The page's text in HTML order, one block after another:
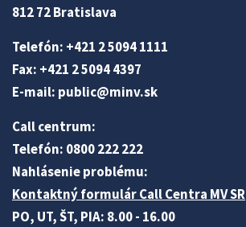
812 72 Bratislava
Telefón: +421 2 5094 1111
Fax: +421 2 5094 4397
E-mail: public@minv.sk
Call centrum:
Telefón: 0800 222 222
Nahlásenie problému:
Kontaktný formulár Call Centra MV SR
PO, UT, ŠT, PIA: 8.00 - 16.00